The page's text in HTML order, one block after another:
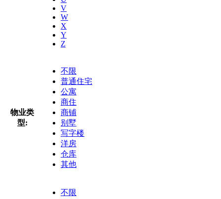
V
W
X
Y
Z
物业类
型:
不限
普通住宅
公寓
商住
商铺
别墅
写字楼
洋房
仓库
其他
不限